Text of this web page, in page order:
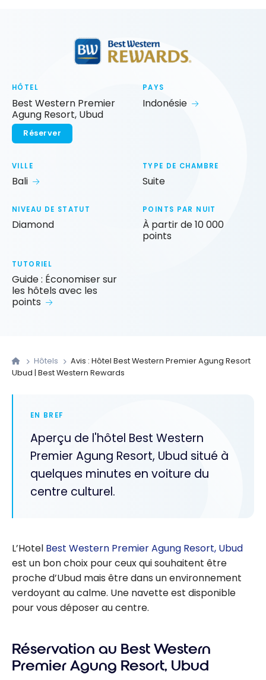
HÔTEL
Best Western Premier
Agung Resort, Ubud
Réserver
PAYS
Indonésie
VILLE
Bali
TYPE DE CHAMBRE
Suite
NIVEAU DE STATUT
Diamond
POINTS PAR NUIT
À partir de 10 000
points
TUTORIEL
Guide : Économiser sur
les hôtels avec les
points
Hôtels
Avis : Hôtel Best Western Premier Agung Resort
Ubud | Best Western Rewards
EN BREF
Aperçu de l'hôtel Best Western
Premier Agung Resort, Ubud situé à
quelques minutes en voiture du
centre culturel.
L’Hotel Best Western Premier Agung Resort, Ubud
est un bon choix pour ceux qui souhaitent être
proche d’Ubud mais être dans un environnement
verdoyant au calme. Une navette est disponible
pour vous déposer au centre.
Réservation au Best Western
Premier Agung Resort, Ubud